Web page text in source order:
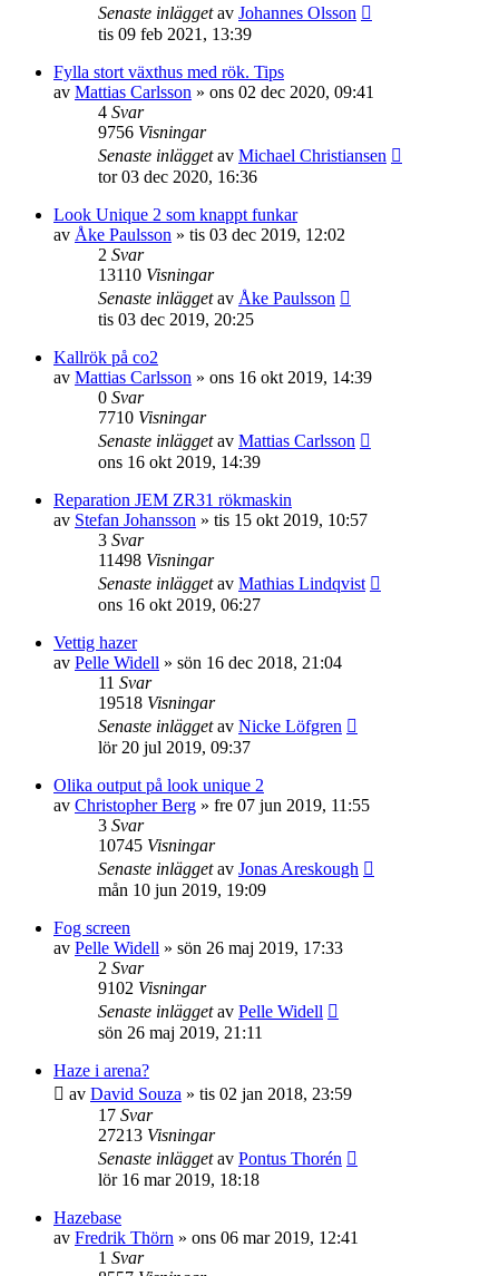
Senaste inläggetav Johannes Olsson
tis 09 feb 2021, 13:39
Fylla stort växthus med rök. Tips
av Mattias Carlsson » ons 02 dec 2020, 09:41
4 Svar
9756 Visningar
Senaste inläggetav Michael Christiansen
tor 03 dec 2020, 16:36
Look Unique 2 som knappt funkar
av Åke Paulsson » tis 03 dec 2019, 12:02
2 Svar
13110 Visningar
Senaste inläggetav Åke Paulsson
tis 03 dec 2019, 20:25
Kallrök på co2
av Mattias Carlsson » ons 16 okt 2019, 14:39
0 Svar
7710 Visningar
Senaste inläggetav Mattias Carlsson
ons 16 okt 2019, 14:39
Reparation JEM ZR31 rökmaskin
av Stefan Johansson » tis 15 okt 2019, 10:57
3 Svar
11498 Visningar
Senaste inläggetav Mathias Lindqvist
ons 16 okt 2019, 06:27
Vettig hazer
av Pelle Widell » sön 16 dec 2018, 21:04
11 Svar
19518 Visningar
Senaste inläggetav Nicke Löfgren
lör 20 jul 2019, 09:37
Olika output på look unique 2
av Christopher Berg » fre 07 jun 2019, 11:55
3 Svar
10745 Visningar
Senaste inläggetav Jonas Areskough
mån 10 jun 2019, 19:09
Fog screen
av Pelle Widell » sön 26 maj 2019, 17:33
2 Svar
9102 Visningar
Senaste inläggetav Pelle Widell
sön 26 maj 2019, 21:11
Haze i arena?
av David Souza » tis 02 jan 2018, 23:59
17 Svar
27213 Visningar
Senaste inläggetav Pontus Thorén
lör 16 mar 2019, 18:18
Hazebase
av Fredrik Thörn » ons 06 mar 2019, 12:41
1 Svar